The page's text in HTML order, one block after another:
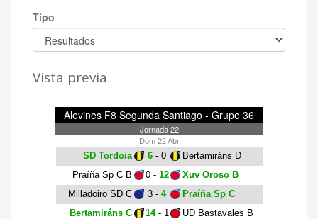
Tipo
Vista previa
Alevines F8 Segunda Santiago - Grupo 36
Jornada 22
Dom 22 Abr
SD Tordoia 6 - 0
Bertamiráns D
Praíña Sp C B
0 - 12
Xuv Oroso B
Milladoiro SD C
3 - 4
Praíña Sp C
Bertamiráns C
14- 1
UD Bastavales B